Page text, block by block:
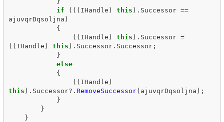
if
((( IHandle ) this ). Successor ==
ajuvqrDqsoljna )
{
(( IHandle ) this ). Successor =
(( IHandle ) this ). Successor. Successor;
}
else
{
(( IHandle )
this ). Successor?. RemoveSuccessor( ajuvqrDqsoljna );
}
}
}